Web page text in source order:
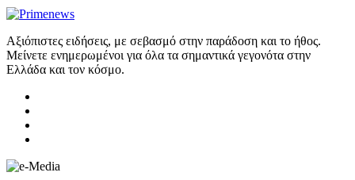
Αξιόπιστες ειδήσεις, με σεβασμό στην παράδοση και το ήθος.
Μείνετε ενημερωμένοι για όλα τα σημαντικά γεγονότα στην
Ελλάδα και τον κόσμο.